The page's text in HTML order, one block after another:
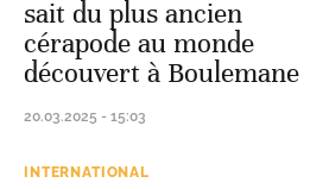
sait du plus ancien
cérapode au monde
découvert à Boulemane
20.03.2025 - 15:03
INTERNATIONAL